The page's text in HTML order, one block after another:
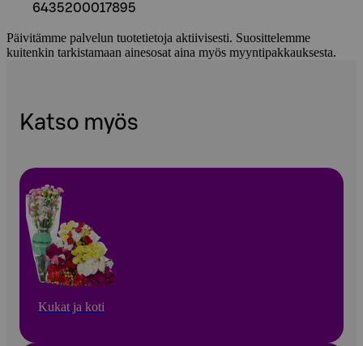
6435200017895
Päivitämme palvelun tuotetietoja aktiivisesti. Suosittelemme
kuitenkin tarkistamaan ainesosat aina myös myyntipakkauksesta.
Katso myös
Kukat ja koti